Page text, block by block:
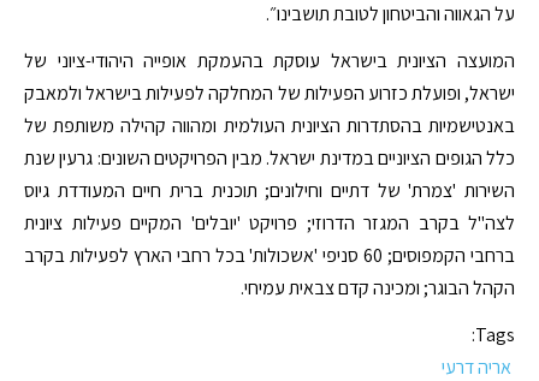
על הגאווה והביטחון לטובת תושבינו״.
המועצה הציונית בישראל עוסקת בהעמקת אופייה היהודי-ציוני של
ישראל, ופועלת כזרוע הפעילות של המחלקה לפעילות בישראל ולמאבק
באנטישמיות בהסתדרות הציונית העולמית ומהווה קהילה משותפת של
כלל הגופים הציוניים במדינת ישראל. מבין הפרויקטים השונים: גרעין שנת
השירות 'צמרת' של דתיים וחילונים; תוכנית ברית חיים המעודדת גיוס
לצה"ל בקרב המגזר הדרוזי; פרויקט 'יובלים' המקיים פעילות ציונית
ברחבי הקמפוסים; 60 סניפי 'אשכולות' בכל רחבי הארץ לפעילות בקרב
הקהל הבוגר; ומכינה קדם צבאית עמיחי.
Tags:
אריה דרעי